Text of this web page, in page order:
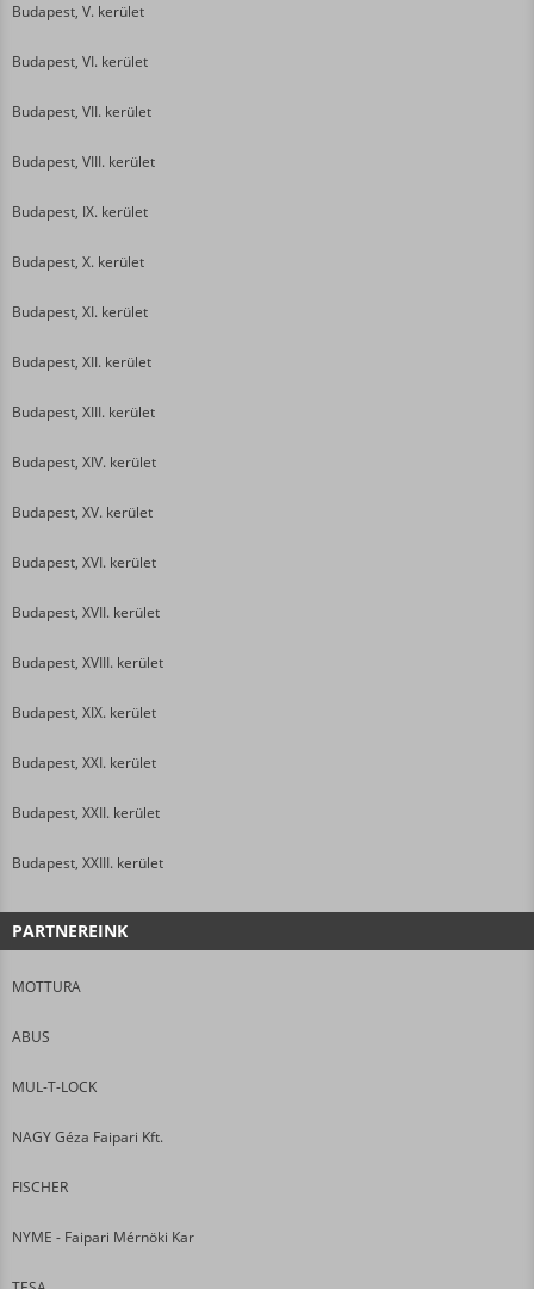
Budapest, V. kerület
Budapest, VI. kerület
Budapest, VII. kerület
Budapest, VIII. kerület
Budapest, IX. kerület
Budapest, X. kerület
Budapest, XI. kerület
Budapest, XII. kerület
Budapest, XIII. kerület
Budapest, XIV. kerület
Budapest, XV. kerület
Budapest, XVI. kerület
Budapest, XVII. kerület
Budapest, XVIII. kerület
Budapest, XIX. kerület
Budapest, XXI. kerület
Budapest, XXII. kerület
Budapest, XXIII. kerület
PARTNEREINK
MOTTURA
ABUS
MUL-T-LOCK
NAGY Géza Faipari Kft.
FISCHER
NYME - Faipari Mérnöki Kar